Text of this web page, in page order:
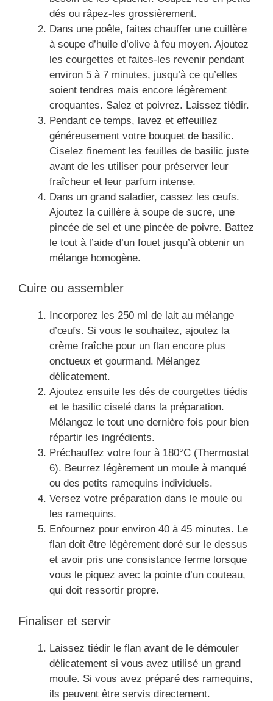
dés ou râpez-les grossièrement.
Dans une poêle, faites chauffer une cuillère
à soupe d’huile d’olive à feu moyen. Ajoutez
les courgettes et faites-les revenir pendant
environ 5 à 7 minutes, jusqu’à ce qu’elles
soient tendres mais encore légèrement
croquantes. Salez et poivrez. Laissez tiédir.
Pendant ce temps, lavez et effeuillez
généreusement votre bouquet de basilic.
Ciselez finement les feuilles de basilic juste
avant de les utiliser pour préserver leur
fraîcheur et leur parfum intense.
Dans un grand saladier, cassez les œufs.
Ajoutez la cuillère à soupe de sucre, une
pincée de sel et une pincée de poivre. Battez
le tout à l’aide d’un fouet jusqu’à obtenir un
mélange homogène.
Cuire ou assembler
Incorporez les 250 ml de lait au mélange
d’œufs. Si vous le souhaitez, ajoutez la
crème fraîche pour un flan encore plus
onctueux et gourmand. Mélangez
délicatement.
Ajoutez ensuite les dés de courgettes tiédis
et le basilic ciselé dans la préparation.
Mélangez le tout une dernière fois pour bien
répartir les ingrédients.
Préchauffez votre four à 180°C (Thermostat
6). Beurrez légèrement un moule à manqué
ou des petits ramequins individuels.
Versez votre préparation dans le moule ou
les ramequins.
Enfournez pour environ 40 à 45 minutes. Le
flan doit être légèrement doré sur le dessus
et avoir pris une consistance ferme lorsque
vous le piquez avec la pointe d’un couteau,
qui doit ressortir propre.
Finaliser et servir
Laissez tiédir le flan avant de le démouler
délicatement si vous avez utilisé un grand
moule. Si vous avez préparé des ramequins,
ils peuvent être servis directement.